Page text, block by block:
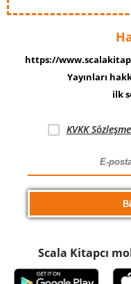
https://
Yayınları
ilk
KVKK
Scala Kitapcı